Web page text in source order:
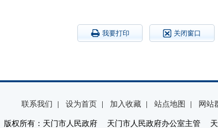
我要打印 关闭窗口
联系我们 | 设为首页 | 加入收藏 | 站点地图 | 网站
版权所有：天门市人民政府 天门市人民政府办公室主管 天